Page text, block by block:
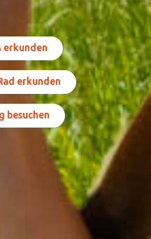
erkunden
erkunden
besuchen